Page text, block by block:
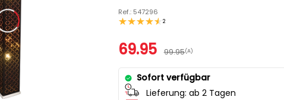
Ref.: 547296
2
69.95 99.95(A)
Sofort verfügbar
Lieferung: ab 2 Tagen